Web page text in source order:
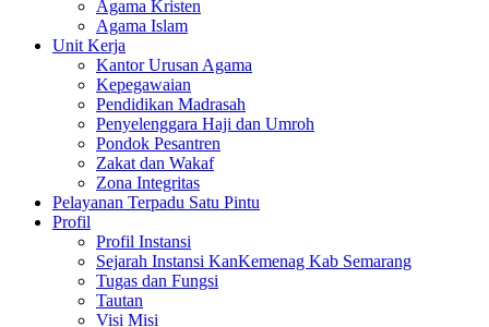
Agama Kristen
Agama Islam
Unit Kerja
Kantor Urusan Agama
Kepegawaian
Pendidikan Madrasah
Penyelenggara Haji dan Umroh
Pondok Pesantren
Zakat dan Wakaf
Zona Integritas
Pelayanan Terpadu Satu Pintu
Profil
Profil Instansi
Sejarah Instansi KanKemenag Kab Semarang
Tugas dan Fungsi
Tautan
Visi Misi